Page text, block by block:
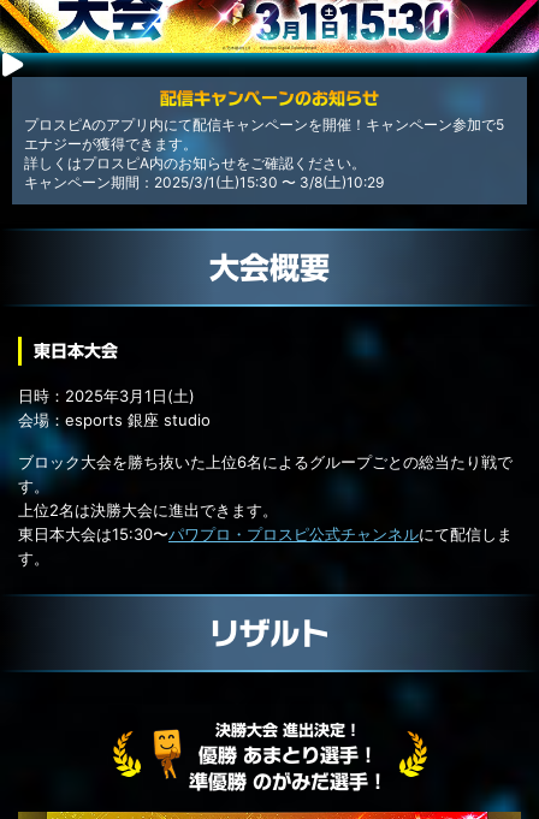
配信キャンペーンのお知らせ
プロスピAのアプリ内にて配信キャンペーンを開催！キャンペーン参加で5
エナジーが獲得できます。
詳しくはプロスピA内のお知らせをご確認ください。
キャンペーン期間：2025/3/1(土)15:30 〜 3/8(土)10:29
大会概要
東日本大会
日時：2025年3月1日(土)
会場：esports 銀座 studio
ブロック大会を勝ち抜いた上位6名によるグループごとの総当たり戦で
す。
上位2名は決勝大会に進出できます。
東日本大会は15:30〜パワプロ・プロスピ公式チャンネルにて配信しま
す。
リザルト
決勝大会 進出決定！
優勝 あまとり選手！
準優勝 のがみだ選手！